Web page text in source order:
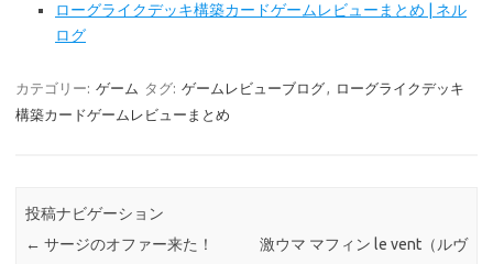
ローグライクデッキ構築カードゲームレビューまとめ | ネル
ログ
カテゴリー: ゲーム タグ: ゲームレビューブログ, ローグライクデッキ
構築カードゲームレビューまとめ
投稿ナビゲーション
← サージのオファー来た！
激ウマ マフィン le vent（ルヴ